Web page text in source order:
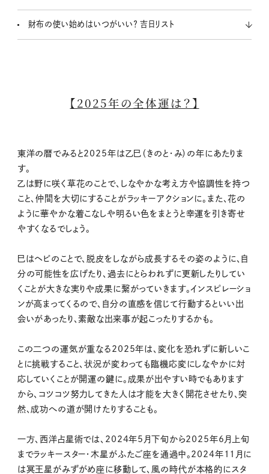
財布の使い始めはいつがいい？ 吉日リスト
【2025年の全体運は？】
東洋の暦でみると2025年は乙巳（きのと・み）の年にあたりま
す。
乙は野に咲く草花のことで、しなやかな考え方や協調性を持つ
こと、仲間を大切にすることがラッキーアクションに。また、花の
ように華やかな着こなしや明るい色をまとうと幸運を引き寄せ
やすくなるでしょう。
巳はヘビのことで、脱皮をしながら成長するその姿のように、自
分の可能性を広げたり、過去にとらわれずに更新したりしてい
くことが大きな実りや成果に繋がっていきます。インスピレーショ
ンが高まってくるので、自分の直感を信じて行動するといい出
会いがあったり、素敵な出来事が起こったりするかも。
この二つの運気が重なる2025年は、変化を恐れずに新しいこ
とに挑戦すること、状況が変わっても臨機応変にしなやかに対
応していくことが開運の鍵に。成果が出やすい時でもあります
から、コツコツ努力してきた人は才能を大きく開花させたり、突
然、成功への道が開けたりすることも。
一方、西洋占星術では、2024年5月下旬から2025年6月上旬
までラッキースター・木星がふたご座を通過中。2024年11月に
は冥王星がみずがめ座に移動して、風の時代が本格的にスタ